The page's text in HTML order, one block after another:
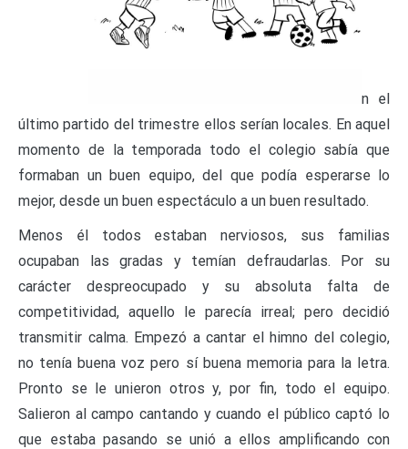
n el
último partido del trimestre ellos serían locales. En aquel
momento de la temporada todo el colegio sabía que
formaban un buen equipo, del que podía esperarse lo
mejor, desde un buen espectáculo a un buen resultado.
Menos él todos estaban nerviosos, sus familias
ocupaban las gradas y temían defraudarlas. Por su
carácter despreocupado y su absoluta falta de
competitividad, aquello le parecía irreal; pero decidió
transmitir calma. Empezó a cantar el himno del colegio,
no tenía buena voz pero sí buena memoria para la letra.
Pronto se le unieron otros y, por fin, todo el equipo.
Salieron al campo cantando y cuando el público captó lo
que estaba pasando se unió a ellos amplificando con